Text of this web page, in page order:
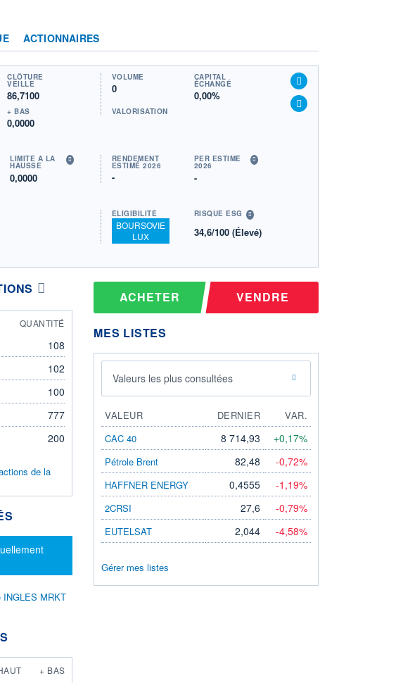
ACTIONNAIRES
CLÔTURE
VEILLE
86,7100
+ BAS
0,0000
VOLUME
0
CAPITAL
ÉCHANGÉ
0,00%
VALORISATION
LIMITE À LA
HAUSSE
0,0000
RENDEMENT
ESTIMÉ 2026
-
PER ESTIMÉ
2026
-
ÉLIGIBILITÉ
BOURSOVIE
LUX
RISQUE ESG
34,6/100 (Élevé)
QUANTITÉ
108
102
100
777
200
de la
INGLES MRKT
+ BAS
ACHETER VENDRE
MES LISTES
Valeurs les plus consultées
VALEUR DERNIER
VAR.
CAC 40
8 714,93 +0,17%
Pétrole Brent 82,48 -0,72%
HAFFNER ENERGY 0,4555 -1,19%
2CRSI 27,6 -0,79%
EUTELSAT 2,044 -4,58%
Gérer mes listes